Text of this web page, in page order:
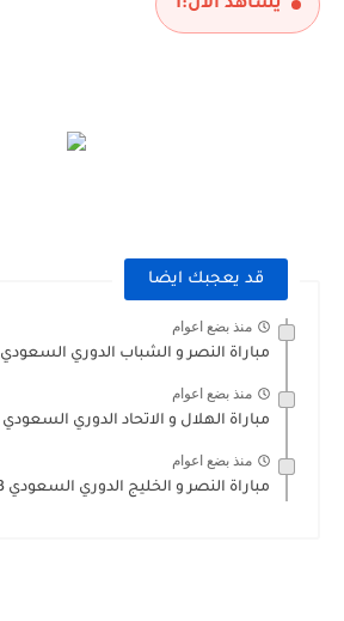
يشاهد الآن:1
قد يعجبك ايضا
منذ بضع اعوام
مباراة النصر و الشباب الدوري السعودي 2022/2023
منذ بضع اعوام
مباراة الهلال و الاتحاد الدوري السعودي 2022/2023
منذ بضع اعوام
مباراة النصر و الخليج الدوري السعودي 2022/2023